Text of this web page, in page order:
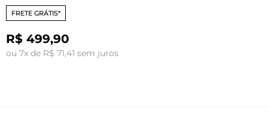
FRETE GRÁTIS*
R$ 499,90
ou 7x de R$ 71,41 sem juros